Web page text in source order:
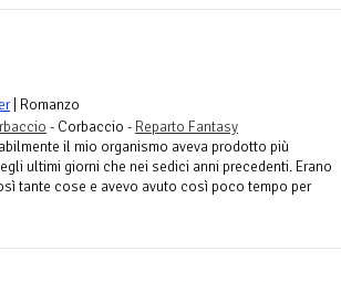
| Romanzo
- Corbaccio - Reparto Fantasy
il mio organismo aveva prodotto più
ultimi giorni che nei sedici anni precedenti. Erano
tante cose e avevo avuto così poco tempo per